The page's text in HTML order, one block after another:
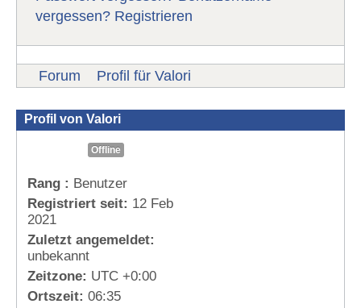
vergessen? Registrieren
Forum Profil für Valori
Profil von Valori
Offline
Rang : Benutzer
Registriert seit: 12 Feb
2021
Zuletzt angemeldet:
unbekannt
Zeitzone: UTC +0:00
Ortszeit: 06:35